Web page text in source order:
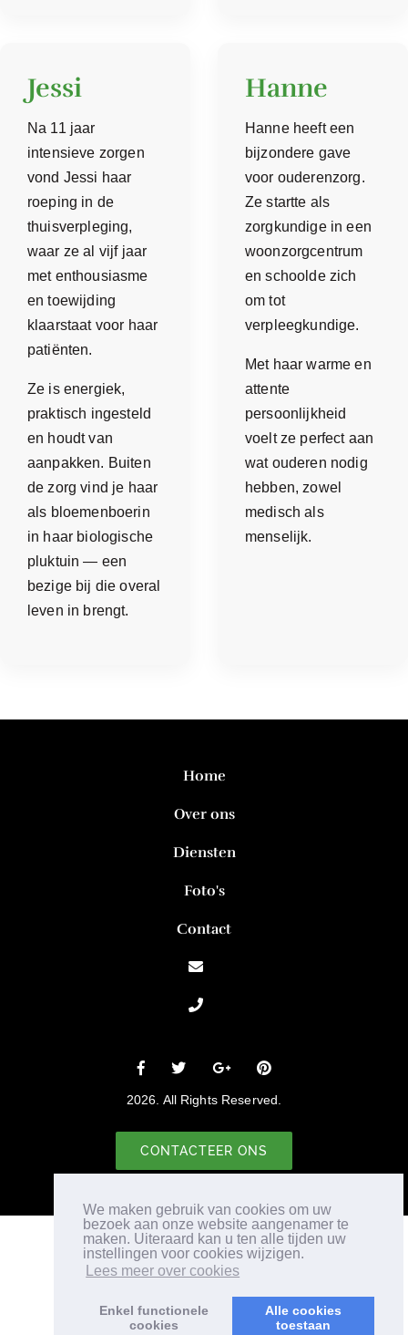
We maken gebruik van cookies om uw
bezoek aan onze website aangenamer te
maken. Uiteraard kan u ten alle tijden uw
instellingen voor cookies wijzigen.
Lees meer over cookies
Enkel functionele
cookies
Alle cookies
toestaan
Jessi
Na 11 jaar
intensieve zorgen
vond Jessi haar
roeping in de
thuisverpleging,
waar ze al vijf jaar
met enthousiasme
en toewijding
klaarstaat voor haar
patiënten.
Ze is energiek,
praktisch ingesteld
en houdt van
aanpakken. Buiten
de zorg vind je haar
als bloemenboerin
in haar biologische
pluktuin — een
bezige bij die overal
leven in brengt.
Hanne
Hanne heeft een
bijzondere gave
voor ouderenzorg.
Ze startte als
zorgkundige in een
woonzorgcentrum
en schoolde zich
om tot
verpleegkundige.
Met haar warme en
attente
persoonlijkheid
voelt ze perfect aan
wat ouderen nodig
hebben, zowel
medisch als
menselijk.
2026. All Rights Reserved.
CONTACTEER ONS
Home
Over ons
Diensten
Foto's
Contact